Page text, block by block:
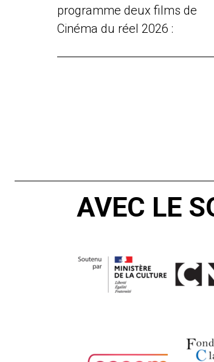
programme deux films de
Cinéma du réel 2026 :
AVEC LE